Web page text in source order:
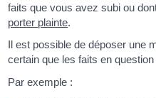
faits que vous avez subi ou
porter plainte.
Il est possible de déposer une
certain que les faits en
Par exemple :